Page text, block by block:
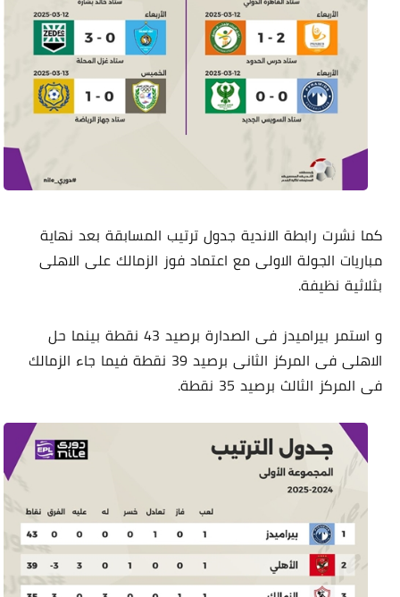
كما نشرت رابطة الاندية جدول ترتيب المسابقة بعد نهاية
مباريات الجولة الاولى مع اعتماد فوز الزمالك على الاهلى
بثلاثية نظيفة.
و استمر بيراميدز فى الصدارة برصيد 43 نقطة بينما حل
الاهلى فى المركز الثانى برصيد 39 نقطة فيما جاء الزمالك
فى المركز الثالث برصيد 35 نقطة.